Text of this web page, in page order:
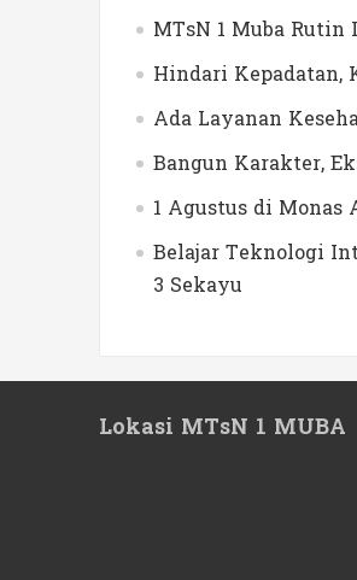
MTsN 1 Muba
Hindari Kepadatan,
Ada Layanan
Bangun Karakter,
1 Agustus di Monas
Belajar Teknologi
3 Sekayu
Lokasi MTsN 1 MUBA